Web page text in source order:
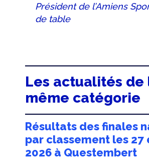
Président de l’Amiens
de table
Les actualités de
même catégorie
Résultats des finales
par classement les 27
2026 à Questembert